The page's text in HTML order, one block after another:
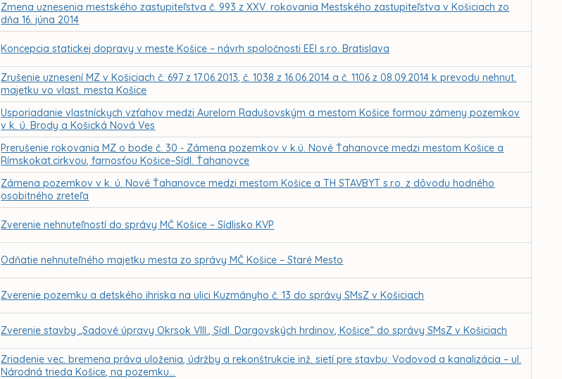
Zmena uznesenia mestského zastupiteľstva č. 993 z XXV. rokovania Mestského zastupiteľstva v Košiciach zo
dňa 16. júna 2014
Koncepcia statickej dopravy v meste Košice – návrh spoločnosti EEI s.r.o. Bratislava
Zrušenie uznesení MZ v Košiciach č. 697 z 17.06.2013, č. 1038 z 16.06.2014 a č. 1106 z 08.09.2014 k prevodu nehnut.
majetku vo vlast. mesta Košice
Usporiadanie vlastníckych vzťahov medzi Aurelom Radušovským a mestom Košice formou zámeny pozemkov
v k. ú. Brody a Košická Nová Ves
Prerušenie rokovania MZ o bode č. 30 - Zámena pozemkov v k.ú. Nové Ťahanovce medzi mestom Košice a
Rímskokat.cirkvou, farnosťou Košice–Sídl. Ťahanovce
Zámena pozemkov v k. ú. Nové Ťahanovce medzi mestom Košice a TH STAVBYT s.r.o. z dôvodu hodného
osobitného zreteľa
Zverenie nehnuteľností do správy MČ Košice – Sídlisko KVP
Odňatie nehnuteľného majetku mesta zo správy MČ Košice – Staré Mesto
Zverenie pozemku a detského ihriska na ulici Kuzmányho č. 13 do správy SMsZ v Košiciach
Zverenie stavby „Sadové úpravy Okrsok VIII., Sídl. Dargovských hrdinov, Košice“ do správy SMsZ v Košiciach
Zriadenie vec. bremena práva uloženia, údržby a rekonštrukcie inž. sietí pre stavbu: Vodovod a kanalizácia – ul.
Národná trieda Košice, na pozemku...